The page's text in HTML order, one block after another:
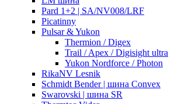
Pard 1+2 | SA/NV008/LRF
Picatinny
Pulsar & Yukon
Thermion / Digex
Trail / Apex / Digisight ultra
Yukon Nordforce / Photon
RikaNV Lesnik
Schmidt Bender | шина Convex
Swarovski | шина SR